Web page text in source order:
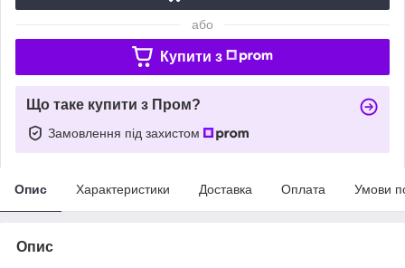
або
Купити з
Що таке купити з Пром?
Замовлення під захистом
Опис Характеристики Доставка Оплата Умови
Опис